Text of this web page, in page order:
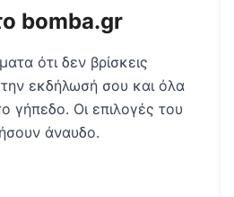
bomba.gr
ότι δεν βρίσκεις
εκδήλωσή σου και όλα
γήπεδο. Οι επιλογές του
άναυδο.